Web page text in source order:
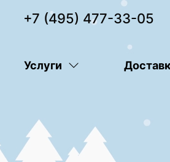
+7 (495) 477-33-05
Услуги